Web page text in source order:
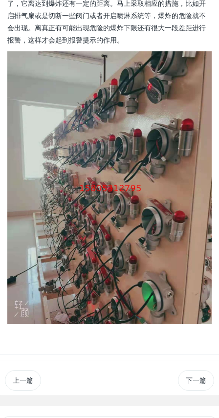
了，它离达到爆炸还有一定的距离。马上采取相应的措施，比如开
启排气扇或是切断一些阀门或者开启喷淋系统等，爆炸的危险就不
会出现。离真正有可能出现危险的爆炸下限还有很大一段差距进行
报警，这样才会起到报警提示的作用。
上一篇 下一篇